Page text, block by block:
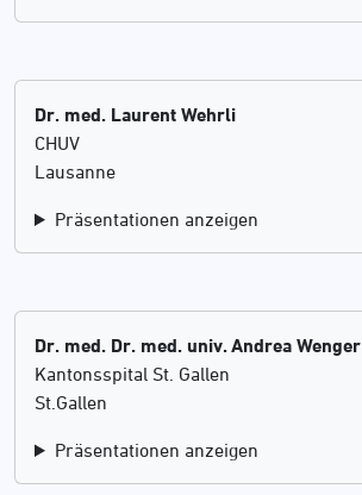
Dr. med. Laurent Wehrli
CHUV
Lausanne
Präsentationen anzeigen
Dr. med. Dr. med. univ. Andrea Wenger
Kantonsspital St. Gallen
St.Gallen
Präsentationen anzeigen